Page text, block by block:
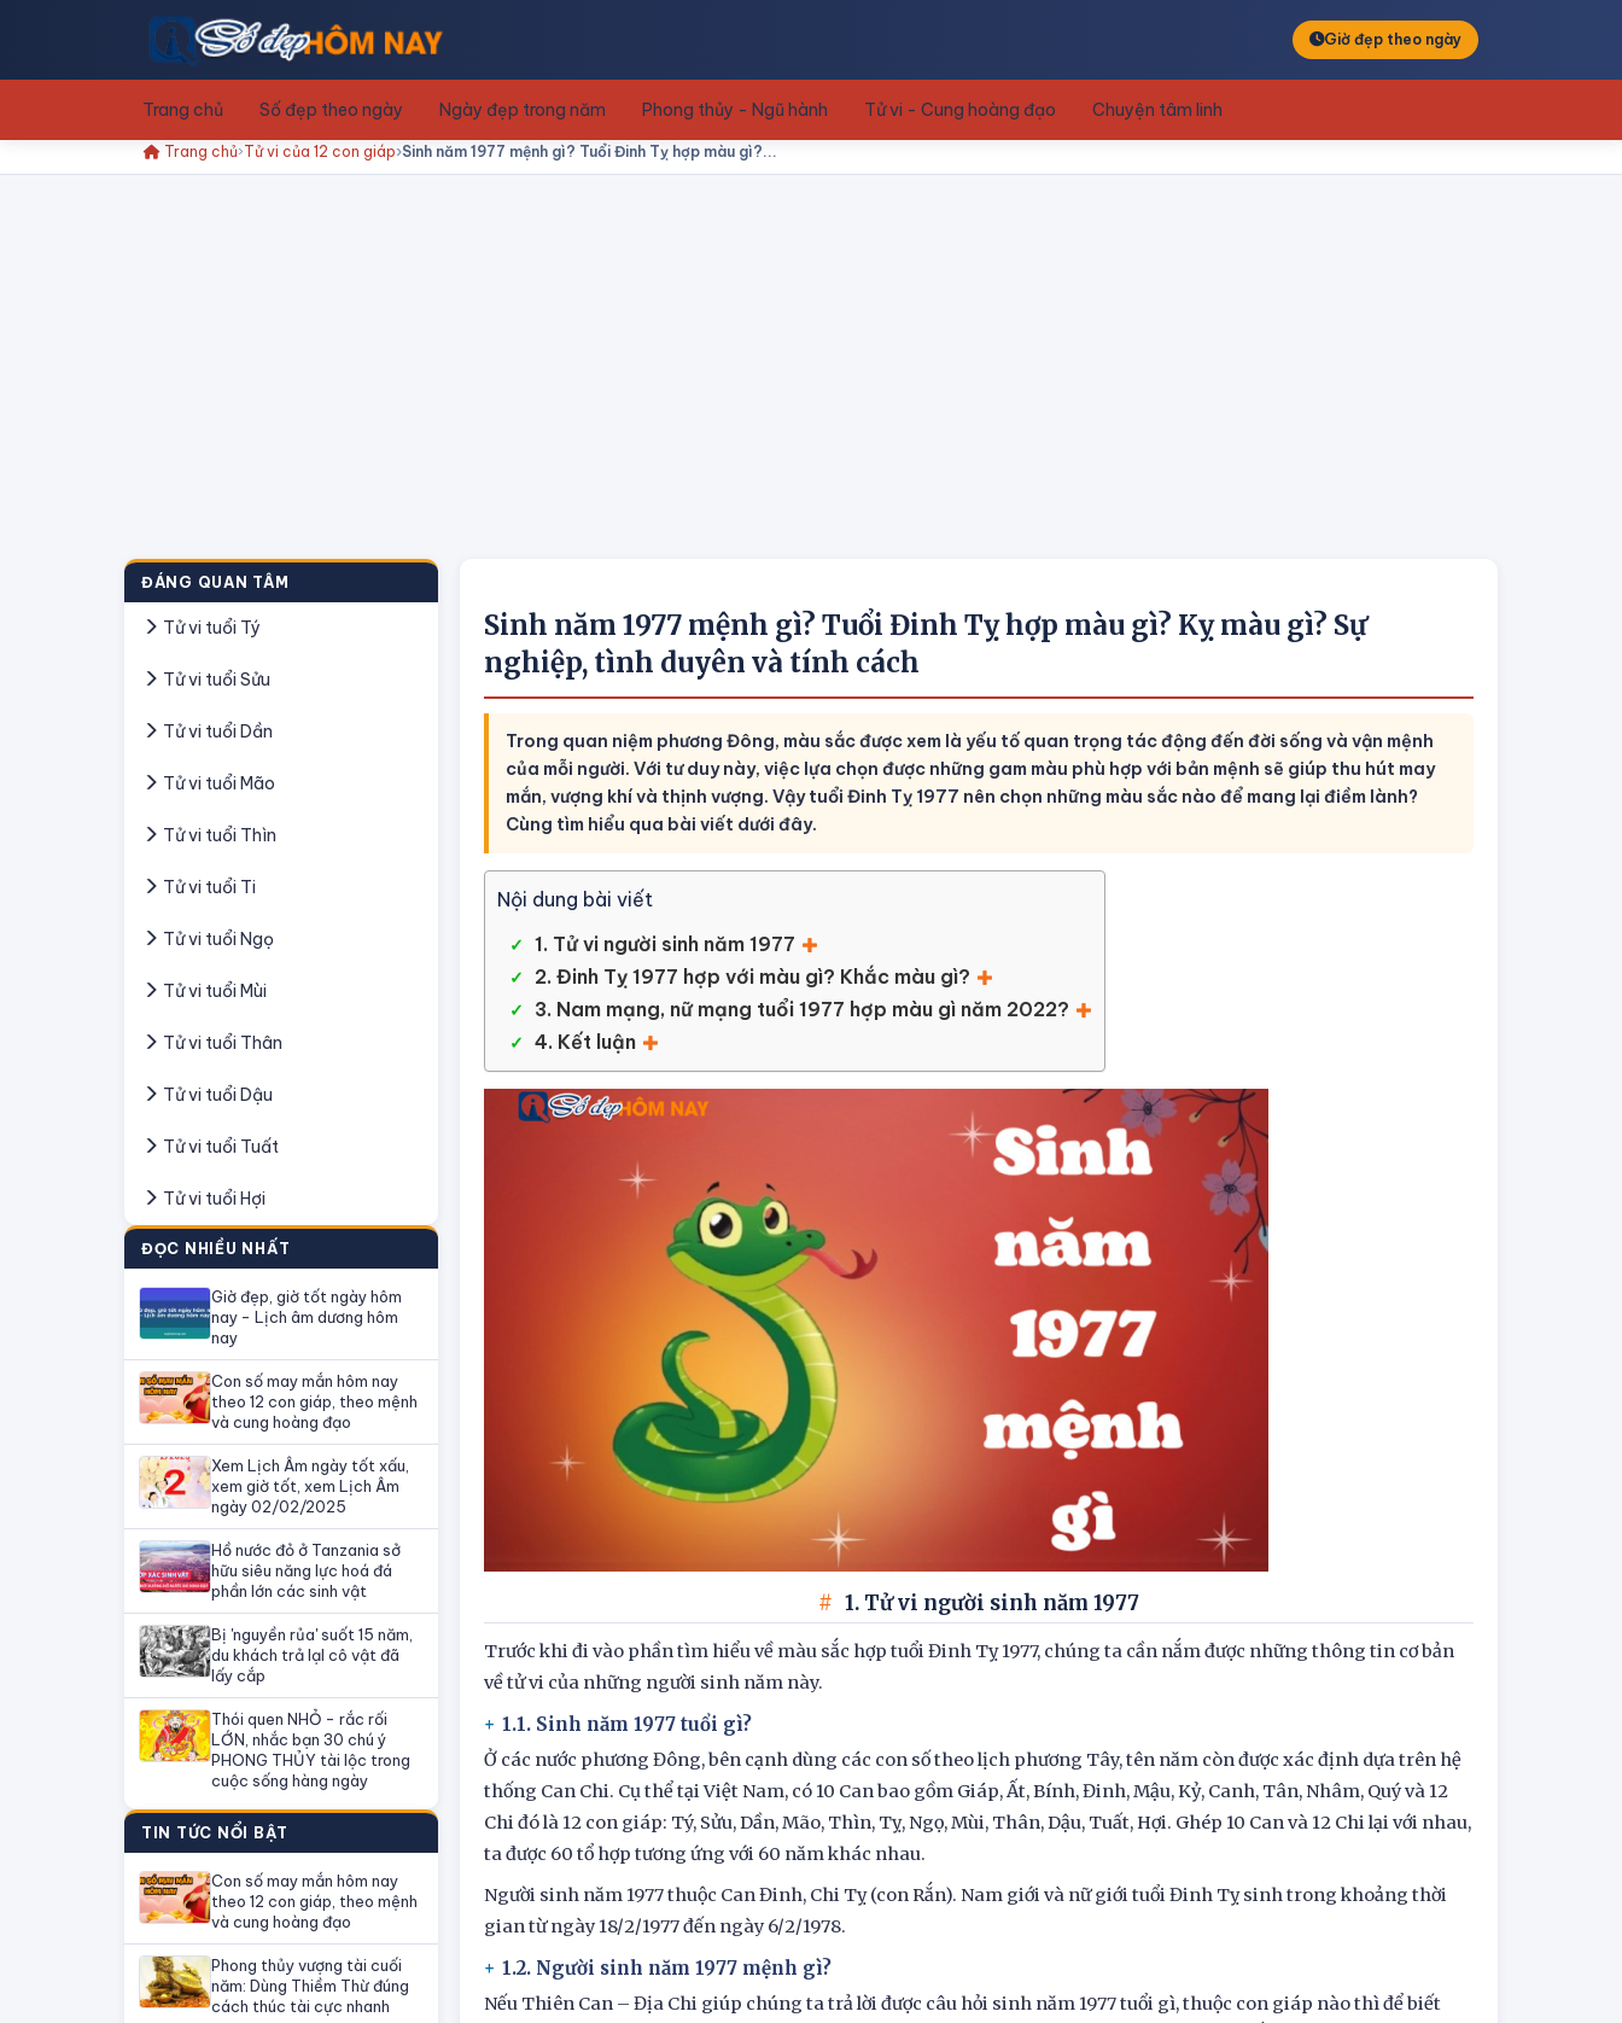
Giờ đẹp theo ngày
Trang chủ Số đẹp theo ngày Ngày đẹp trong năm Phong thủy - Ngũ hành Tử vi - Cung hoàng đạo Chuyện tâm linh
Trang chủ Tử vi của 12 con giáp Sinh năm 1977 mệnh gì? Tuổi Đinh Tỵ hợp màu gì?...
ĐÁNG QUAN TÂM
Tử vi tuổi Tý
Tử vi tuổi Sửu
Tử vi tuổi Dần
Tử vi tuổi Mão
Tử vi tuổi Thìn
Tử vi tuổi Ti
Tử vi tuổi Ngọ
Tử vi tuổi Mùi
Tử vi tuổi Thân
Tử vi tuổi Dậu
Tử vi tuổi Tuất
Tử vi tuổi Hợi
ĐỌC NHIỀU NHẤT
Giờ đẹp, giờ tốt ngày hôm
nay - Lịch âm dương hôm
nay
Con số may mắn hôm nay
theo 12 con giáp, theo mệnh
và cung hoàng đạo
Xem Lịch Âm ngày tốt xấu,
xem giờ tốt, xem Lịch Âm
ngày 02/02/2025
Hồ nước đỏ ở Tanzania sở
hữu siêu năng lực hoá đá
phần lớn các sinh vật
Bị 'nguyền rủa' suốt 15 năm,
du khách trả lạI cô vật đã
lấy cắp
Thói quen NHỎ - rắc rối
LỚN, nhắc bạn 30 chú ý
PHONG THỦY tài lộc trong
cuộc sống hàng ngày
TIN TỨC NỔI BẬT
Con số may mắn hôm nay
theo 12 con giáp, theo mệnh
và cung hoàng đạo
Phong thủy vượng tài cuối
năm: Dùng Thiềm Thừ đúng
cách thúc tài cực nhanh
Sinh năm 1977 mệnh gì? Tuổi Đinh Tỵ hợp màu gì? Kỵ màu gì? Sự
nghiệp, tình duyên và tính cách
Trong quan niệm phương Đông, màu sắc được xem là yếu tố quan trọng tác động đến đời sống và vận mệnh
của mỗi người. Với tư duy này, việc lựa chọn được những gam màu phù hợp với bản mệnh sẽ giúp thu hút may
mắn, vượng khí và thịnh vượng. Vậy tuổi Đinh Tỵ 1977 nên chọn những màu sắc nào để mang lại điềm lành?
Cùng tìm hiểu qua bài viết dưới đây.
Nội dung bài viết
1. Tử vi người sinh năm 1977
2. Đinh Tỵ 1977 hợp với màu gì? Khắc màu gì?
3. Nam mạng, nữ mạng tuổi 1977 hợp màu gì năm 2022?
4. Kết luận
1. Tử vi người sinh năm 1977
Trước khi đi vào phần tìm hiểu về màu sắc hợp tuổi Đinh Tỵ 1977, chúng ta cần nắm được những thông tin cơ bản
về tử vi của những người sinh năm này.
1.1. Sinh năm 1977 tuổi gì?
Ở các nước phương Đông, bên cạnh dùng các con số theo lịch phương Tây, tên năm còn được xác định dựa trên hệ
thống Can Chi. Cụ thể tại Việt Nam, có 10 Can bao gồm Giáp, Ất, Bính, Đinh, Mậu, Kỷ, Canh, Tân, Nhâm, Quý và 12
Chi đó là 12 con giáp: Tý, Sửu, Dần, Mão, Thìn, Tỵ, Ngọ, Mùi, Thân, Dậu, Tuất, Hợi. Ghép 10 Can và 12 Chi lại với nhau,
ta được 60 tổ hợp tương ứng với 60 năm khác nhau.
Người sinh năm 1977 thuộc Can Đinh, Chi Tỵ (con Rắn). Nam giới và nữ giới tuổi Đinh Tỵ sinh trong khoảng thời
gian từ ngày 18/2/1977 đến ngày 6/2/1978.
1.2. Người sinh năm 1977 mệnh gì?
Nếu Thiên Can – Địa Chi giúp chúng ta trả lời được câu hỏi sinh năm 1977 tuổi gì, thuộc con giáp nào thì để biết